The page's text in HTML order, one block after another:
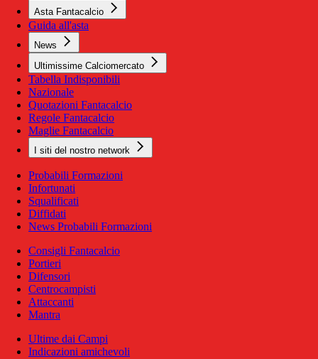
Asta Fantacalcio
Guida all'asta
News
Ultimissime Calciomercato
Tabella Indisponibili
Nazionale
Quotazioni Fantacalcio
Regole Fantacalcio
Maglie Fantacalcio
I siti del nostro network
Probabili Formazioni
Infortunati
Squalificati
Diffidati
News Probabili Formazioni
Consigli Fantacalcio
Portieri
Difensori
Centrocampisti
Attaccanti
Mantra
Ultime dai Campi
Indicazioni amichevoli